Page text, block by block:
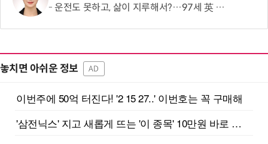
운전도 못하고, 삶이 지루해서?…97세 英 할머니, 비행기 날개에 매달렸다
놓치면 아쉬운 정보 AD